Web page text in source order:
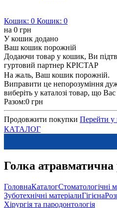
Кошик: 0 Кошик: 0
на 0 грн
У кошик додано
Ваш кошик порожній
Додаючи товар у кошик, Ви
гуртовий партнер КРІСТАР
На жаль, Ваш кошик порожній.
Виправити це непорозуміння
виберіть у каталозі товар, що
Разом:0 грн
Продовжити покупки Перейти у
КАТАЛОГ
Голка атравматична
ГоловнаКаталогСтоматологічні
Зуботехнічні матеріалиГігієна
Хірургія та пародонтологія